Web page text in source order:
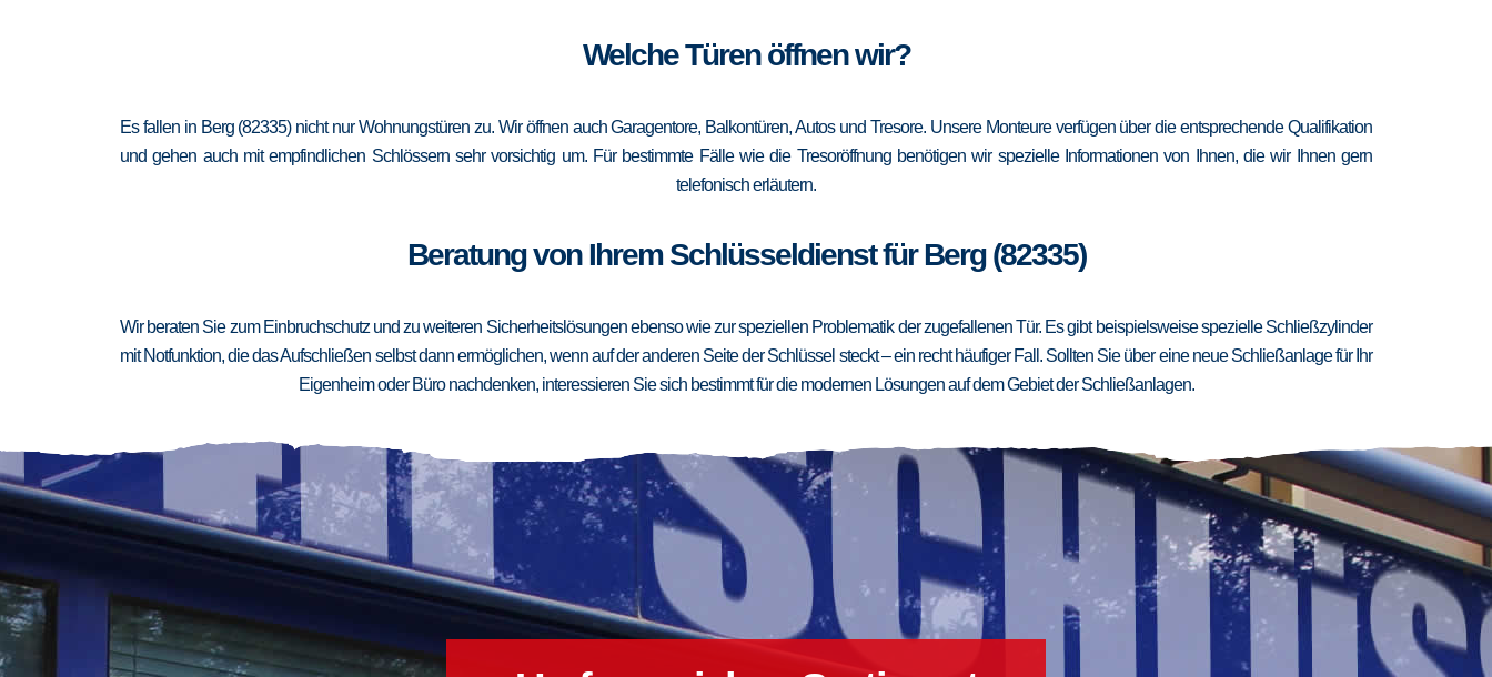
Welche Türen öffnen wir?
Es fallen in Berg (82335) nicht nur Wohnungstüren zu. Wir öffnen auch Garagentore, Balkontüren, Autos und Tresore. Unsere Monteure verfügen über die entsprechende Qualifikation
und gehen auch mit empfindlichen Schlössern sehr vorsichtig um. Für bestimmte Fälle wie die Tresoröffnung benötigen wir spezielle Informationen von Ihnen, die wir Ihnen gern
telefonisch erläutern.
Beratung von Ihrem Schlüsseldienst für Berg (82335)
Wir beraten Sie zum Einbruchschutz und zu weiteren Sicherheitslösungen ebenso wie zur speziellen Problematik der zugefallenen Tür. Es gibt beispielsweise spezielle Schließzylinder
mit Notfunktion, die das Aufschließen selbst dann ermöglichen, wenn auf der anderen Seite der Schlüssel steckt – ein recht häufiger Fall. Sollten Sie über eine neue Schließanlage für Ihr
Eigenheim oder Büro nachdenken, interessieren Sie sich bestimmt für die modernen Lösungen auf dem Gebiet der Schließanlagen.